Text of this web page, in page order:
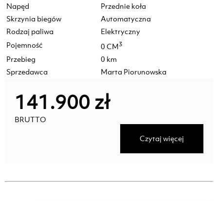
Napęd
Przednie koła
Skrzynia biegów
Automatyczna
Rodzaj paliwa
Elektryczny
Pojemność
0 CM3
Przebieg
0 km
Sprzedawca
Marta Piorunowska
141.900 zł
BRUTTO
Czytaj więcej